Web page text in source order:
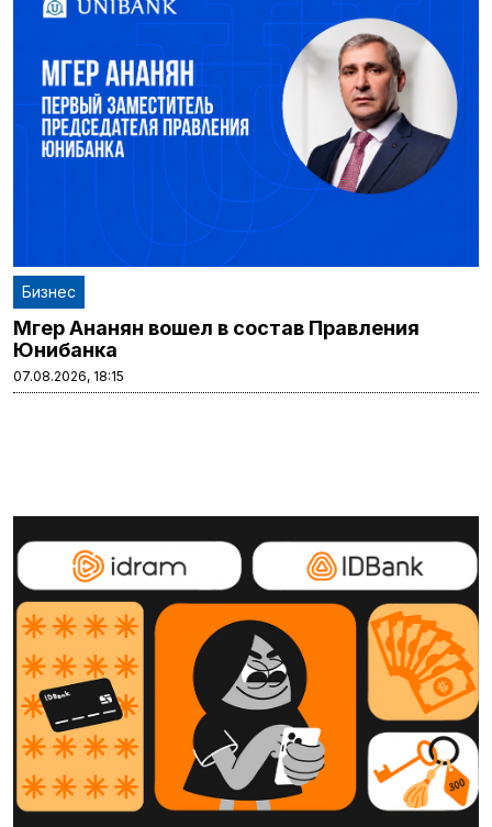
Бизнес
Мгер Ананян вошел в состав Правления
Юнибанка
07.08.2026, 18:15